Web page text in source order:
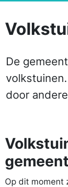
De
door
Op dit moment